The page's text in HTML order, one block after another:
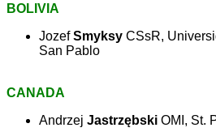
BOLIVIA
JozefSmyksy CSsR,
San Pablo
CANADA
Andrzej Jastrzębski OMI, St.